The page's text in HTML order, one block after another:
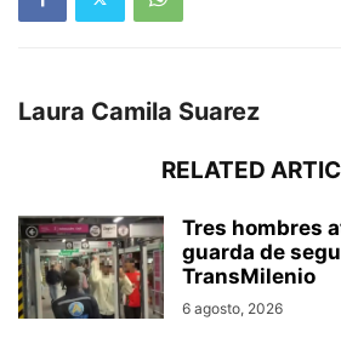
Laura Camila Suarez
RELATED
Tres hombres
guarda de
TransMilenio
6 agosto, 2026